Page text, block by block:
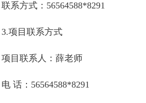
联系方式： 56564588*8291
3.项目联系方式
项目联系人： 薛老师
电 话： 56564588*8291